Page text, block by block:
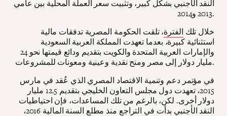
النقد الأجنبي بشكل كبير، وتثبيت سعر العملة المحلية بين عامي
2013 و2014.
خلال تلك الفترة، تلقت الحكومة المصرية تدفقات مالية
استثنائية كبيرة، بعدما تعهدت المملكة العربية السعودية
والإمارات العربية المتحدة والكويت بتقديم ودائع قيمتها نحو 24
مليار دولار إلى مصر ومنح نقدية وعينية ومعونات للمشروعات.
في مؤتمر دعم وتنمية الاقتصاد المصري الذي عُقد في مارس
2015، تعهدت دول مجلس التعاون الخليجي بتقديم 12.5 مليار
دولار أخرى. لكن، بالرغم من تلك المساعدات، فإن احتياطيات
النقد الأجنبي بدأت في التراجع منذ مطلع السنة المالية 2016،